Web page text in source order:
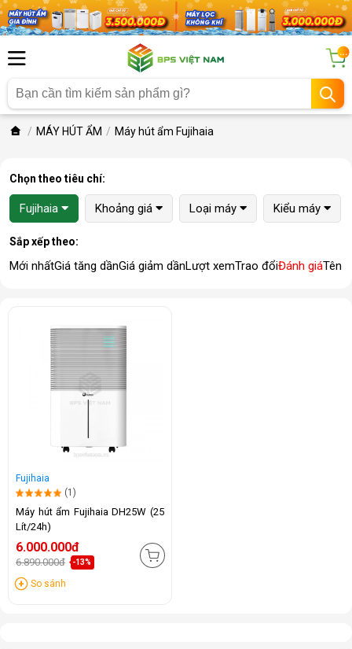
...
MÁY HÚT ẨM Máy hút ẩm Fujihaia
Chọn theo tiêu chí:
Fujihaia Khoảng giá Loại máy Kiểu máy
Sắp xếp theo:
Mới nhấtGiá tăng dầnGiá giảm dầnLượt xemTrao đổiĐánh giáTên
Fujihaia
(1)
Máy hút ẩm Fujihaia DH25W (25
Lít/24h)
6.000.000đ
6.890.000đ -13%
So sánh